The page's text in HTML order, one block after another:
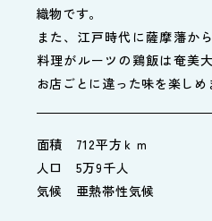
織物です。
また、江戸時代に薩摩藩か
料理がルーツの鶏飯は奄美
お店ごとに違った味を楽しめ
面積 712平方ｋｍ
人口 5万9千人
気候 亜熱帯性気候